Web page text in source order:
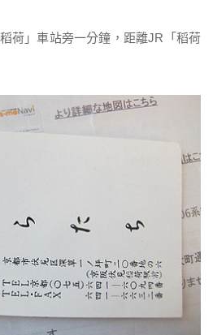
」車站旁一分鐘，距離JR「稻荷